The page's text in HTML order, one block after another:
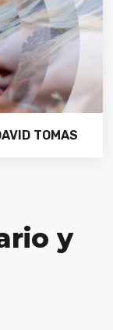
TOMAS
y